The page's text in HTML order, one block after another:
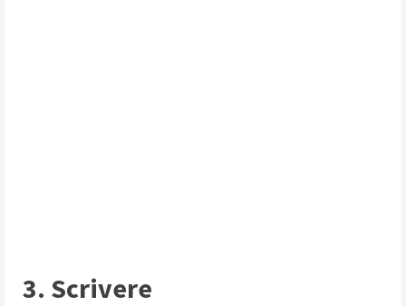
3. Scrivere